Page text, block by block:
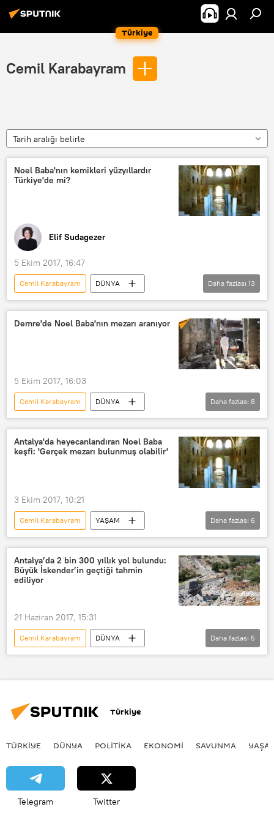
Türkiye
Cemil Karabayram
Tarih aralığı belirle
Noel Baba'nın kemikleri yüzyıllardır
Türkiye'de mi?
Elif Sudagezer
5 Ekim 2017, 16:47
Cemil Karabayram
DÜNYA
YAŞAM
Türkiye
Analiz
GÖRÜŞ
Kültür & Sanat
Antalya Rölöve ve Anıtlar İl Müdürü
Arkeolojik kazı
Daha fazlası 13
Demre'de Noel Baba'nın mezarı aranıyor
5 Ekim 2017, 16:03
Cemil Karabayram
DÜNYA
YAŞAM
Bilim
Türkiye
Kültür & Sanat
Haberler
TÜRKİYE
Antalya
Demre
Daha fazlası 8
Antalya'da heyecanlandıran Noel Baba
keşfi: 'Gerçek mezarı bulunmuş olabilir'
3 Ekim 2017, 10:21
Cemil Karabayram
YAŞAM
Kültür & Sanat
Haberler
Demre
Antalya
Noel Baba
Aziz Nikolas Kilisesi
Daha fazlası 6
Antalya’da 2 bin 300 yıllık yol bulundu:
Büyük İskender’in geçtiği tahmin
ediliyor
21 Haziran 2017, 15:31
Cemil Karabayram
DÜNYA
YAŞAM
Türkiye
Haberler
Daha fazlası 5
Türkiye
TÜRKIYE DÜNYA POLİTİKA EKONOMİ SAVUNMA
Telegram Twitter